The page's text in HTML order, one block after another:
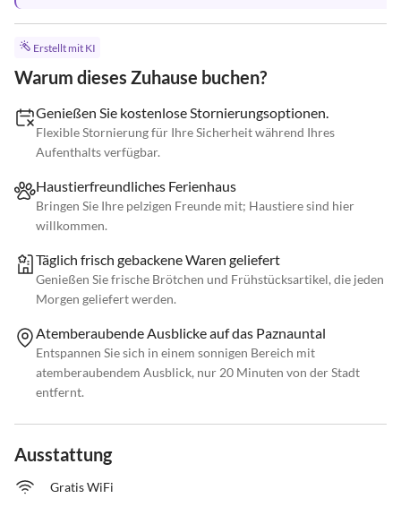
Erstellt mit KI
Warum dieses Zuhause buchen?
Genießen Sie kostenlose Stornierungsoptionen.
Flexible Stornierung für Ihre Sicherheit während Ihres
Aufenthalts verfügbar.
Haustierfreundliches Ferienhaus
Bringen Sie Ihre pelzigen Freunde mit; Haustiere sind hier
willkommen.
Täglich frisch gebackene Waren geliefert
Genießen Sie frische Brötchen und Frühstücksartikel, die jeden
Morgen geliefert werden.
Atemberaubende Ausblicke auf das Paznauntal
Entspannen Sie sich in einem sonnigen Bereich mit
atemberaubendem Ausblick, nur 20 Minuten von der Stadt
entfernt.
Ausstattung
Gratis WiFi